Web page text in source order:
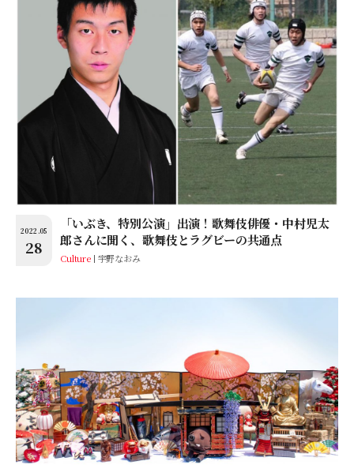
2022.05
28
「いぶき、特別公演」出演！歌舞伎俳優・中村児太
郎さんに聞く、歌舞伎とラグビーの共通点
Culture 宇野なおみ